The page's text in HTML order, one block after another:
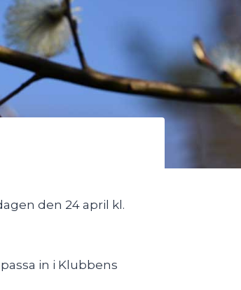
den 24 april kl.
in i Klubbens